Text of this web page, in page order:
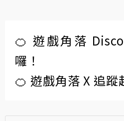
🍊 遊戲角落
囉！
🍊 遊戲角落 X 追蹤